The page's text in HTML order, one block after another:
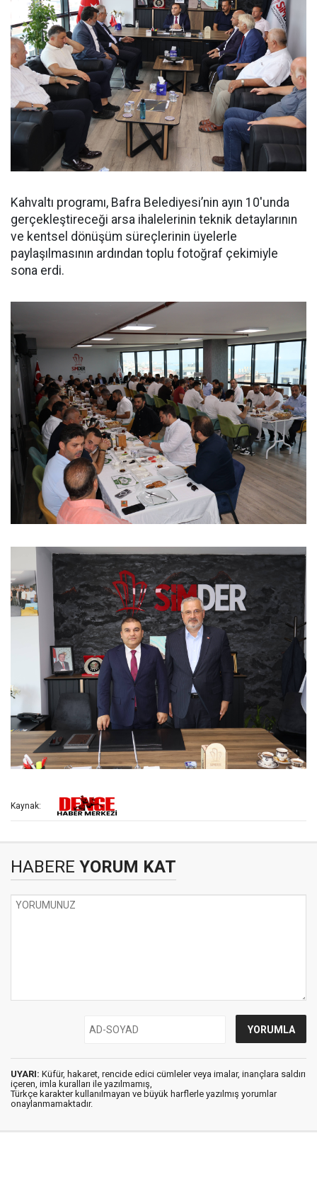
Kahvaltı programı, Bafra Belediyesi’nin ayın 10'unda
gerçekleştireceği arsa ihalelerinin teknik detaylarının
ve kentsel dönüşüm süreçlerinin üyelerle
paylaşılmasının ardından toplu fotoğraf çekimiyle
sona erdi.
Kaynak:
HABERE YORUM KAT
UYARI: Küfür, hakaret, rencide edici cümleler veya imalar, inançlara saldırı
içeren, imla kuralları ile yazılmamış,
Türkçe karakter kullanılmayan ve büyük harflerle yazılmış yorumlar
onaylanmamaktadır.